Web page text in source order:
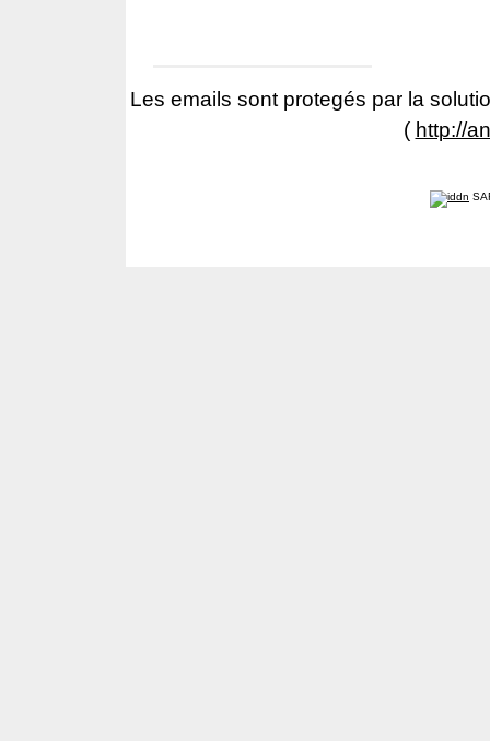
Les emails sont protegés par la
( http://